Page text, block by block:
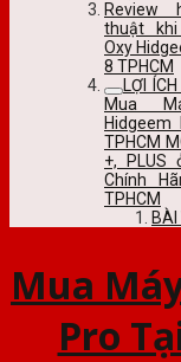
Review
thuật
Oxy
8 TPHCM
LỢI
Mua
TPHCM
+, PLUS
Chính
TPHCM
BÀI
Mua
Pro